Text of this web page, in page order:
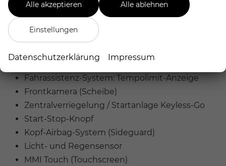
(Audi pre sense basic)
Fahrassistenz-System:
Spurverlassenswarnung
Verkehrszeichenerkennung
Fahrassistenz-System: Tempolimit-Anzeige
Frontkamera (Scheibe)
Zentralverriegelung / Startanlage Keyless-Go
Start-Stop-Knopf
Kopf-Airbag-System (Sideguard)
Licht- und Regensensor
MMI Touch (Touchscreen)
Alle akzeptieren Alle ablehnen
Einstellungen
Datenschutzerklärung Impressum